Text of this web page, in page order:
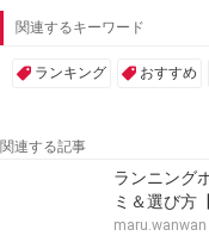
関連するキーワード
ランキング おすすめ
関連する記事
ランニング
ミ＆選び方
maru.wanwan